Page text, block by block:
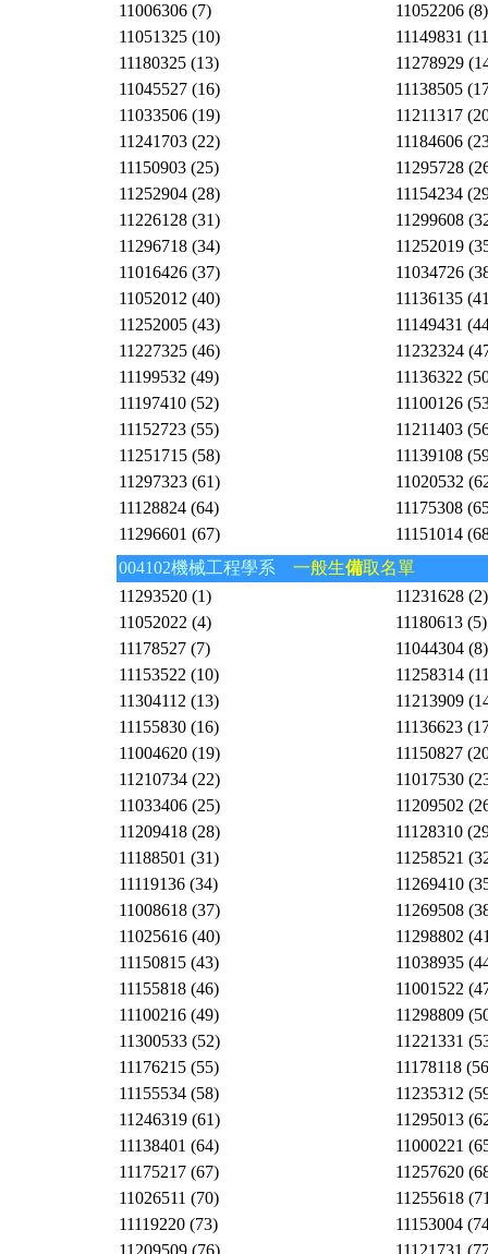
11006306 (7)
11052206 (8)
11051325 (10)
11149831
11180325 (13)
11278929
11045527 (16)
11138505
11033506 (19)
11211317
11241703 (22)
11184606
11150903 (25)
11295728
11252904 (28)
11154234
11226128 (31)
11299608
11296718 (34)
11252019
11016426 (37)
11034726
11052012 (40)
11136135
11252005 (43)
11149431
11227325 (46)
11232324
11199532 (49)
11136322
11197410 (52)
11100126
11152723 (55)
11211403
11251715 (58)
11139108
11297323 (61)
11020532
11128824 (64)
11175308
11296601 (67)
11151014
004102機械工程學系
一般生備取名單
11293520 (1)
11231628 (2)
11052022 (4)
11180613 (5)
11178527 (7)
11044304 (8)
11153522 (10)
11258314
11304112 (13)
11213909
11155830 (16)
11136623
11004620 (19)
11150827
11210734 (22)
11017530
11033406 (25)
11209502
11209418 (28)
11128310
11188501 (31)
11258521
11119136 (34)
11269410
11008618 (37)
11269508
11025616 (40)
11298802
11150815 (43)
11038935
11155818 (46)
11001522
11100216 (49)
11298809
11300533 (52)
11221331
11176215 (55)
11178118
11155534 (58)
11235312
11246319 (61)
11295013
11138401 (64)
11000221
11175217 (67)
11257620
11026511 (70)
11255618
11119220 (73)
11153004
11209509 (76)
11121731